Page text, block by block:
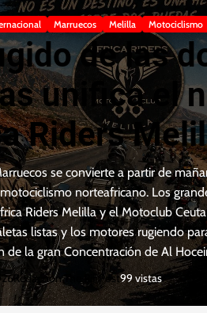
Marruecos Melilla Motociclismo
de las
unifica el
Riders
Ceuta
la
del
se convierte a partir de
norteafricano. Los
Riders Melilla y el Motoclub
listas y los motores rugiendo
de la gran Concentración de Al
Redaccion The Rif Post99 vistas